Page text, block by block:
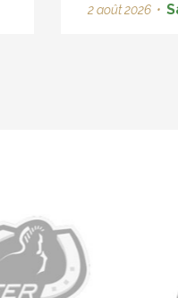
2 août 2026 •